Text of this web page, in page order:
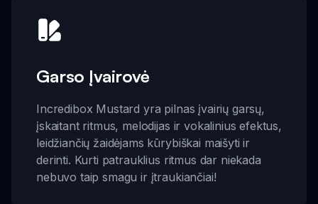
Garso Įvairovė
Incredibox Mustard yra pilnas įvairių garsų,
įskaitant ritmus, melodijas ir vokalinius efektus,
leidžiančių žaidėjams kūrybiškai maišyti ir
derinti. Kurti patrauklius ritmus dar niekada
nebuvo taip smagu ir įtraukiančiai!